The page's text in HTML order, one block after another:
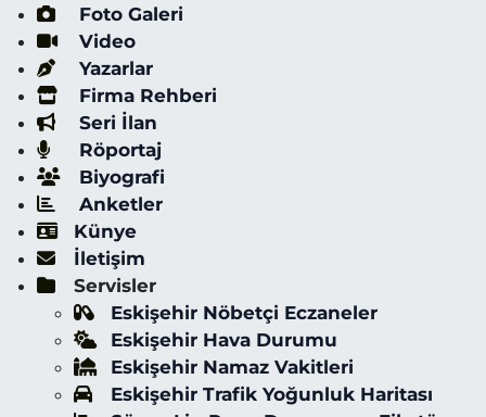
Foto Galeri
Video
Yazarlar
Firma Rehberi
Seri İlan
Röportaj
Biyografi
Anketler
Künye
İletişim
Servisler
Eskişehir Nöbetçi Eczaneler
Eskişehir Hava Durumu
Eskişehir Namaz Vakitleri
Eskişehir Trafik Yoğunluk Haritası